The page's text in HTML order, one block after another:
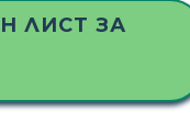
ЛИСТ ЗА